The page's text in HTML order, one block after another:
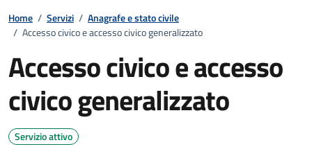
Home / Servizi / Anagrafe e stato civile
/ Accesso civico e accesso civico generalizzato
Accesso civico e accesso
civico generalizzato
Servizio attivo